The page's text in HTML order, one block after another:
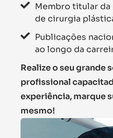
Membro titular
de cirurgia
Publicações
ao longo da
Realize o seu grande
profissional
experiência, marque
mesmo!